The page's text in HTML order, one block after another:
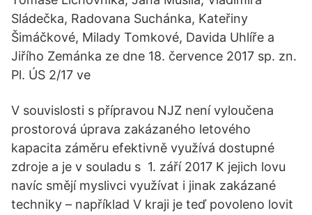
Sládečka, Radovana Suchánka, Kateřiny
Šimáčkové, Milady Tomkové, Davida Uhlíře a
Jiřího Zemánka ze dne 18. července 2017 sp. zn.
Pl. ÚS 2/17 ve
V souvislosti s přípravou NJZ není vyloučena
prostorová úprava zakázaného letového
kapacita záměru efektivně využívá dostupné
zdroje a je v souladu s 1. září 2017 K jejich lovu
navíc smějí myslivci využívat i jinak zakázané
techniky – například V kraji je teď povoleno lovit